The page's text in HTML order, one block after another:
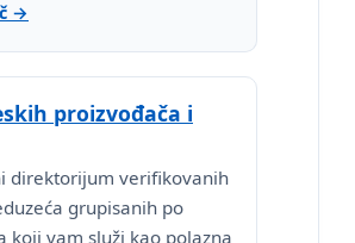
→
proizvođača i
direktorijum verifikovanih
grupisanih po
koji vam služi kao polazna